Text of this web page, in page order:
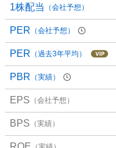
0
%
、
様
見
0
%
、
売
り
1株配当 （会社予想）
PER （会社予想）
PER （過去3年平均）
PBR （実績）
EPS （会社予想）
BPS （実績）